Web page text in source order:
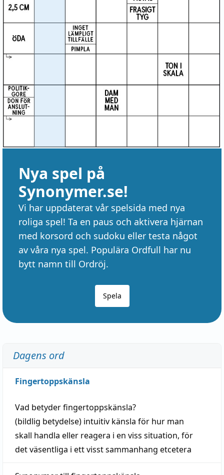
Nya spel på
Synonymer.se!
Vi har uppdaterat vår spelsida med nya
roliga spel! Ta en paus och aktivera hjärnan
med korsord och sudoku eller testa något
av våra nya spel. Populära Ordfull har nu
bytt namn till Ordröj.
Spela
Dagens ord
Fingertoppskänsla
Vad betyderfingertoppskänsla?
(bildlig betydelse) intuitiv känsla för hur man
skall handla eller reagera i en viss situation, för
det väsentliga i ett visstsammanhang etcetera